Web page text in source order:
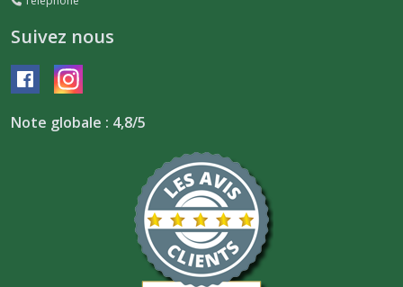
Suivez nous
Note globale : 4,8/5